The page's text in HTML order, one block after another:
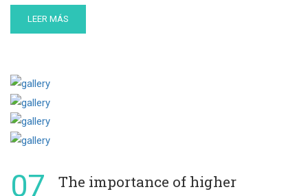
LEER MÁS
07
The importance of higher